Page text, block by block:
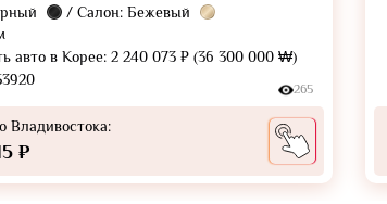
/ Салон: Бежевый
авто в Корее: 2 240 073 ₽ (36 300 000 ₩)
265
Владивостока:
₽